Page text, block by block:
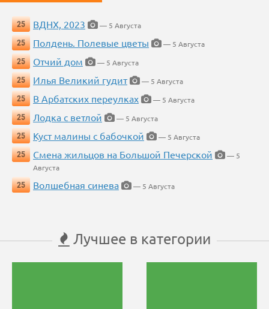
25 ВДНХ, 2023
— 5 Августа
25
Полдень. Полевые цветы
— 5 Августа
25
Отчий дом
— 5 Августа
25
Илья Великий гудит
— 5 Августа
25
В Арбатских переулках
— 5 Августа
25
Лодка с ветлой
— 5 Августа
25
Куст малины с бабочкой
— 5 Августа
25
Смена жильцов на Большой Печерской
— 5
Августа
25
Волшебная синева — 5 Августа
Лучшее в категории